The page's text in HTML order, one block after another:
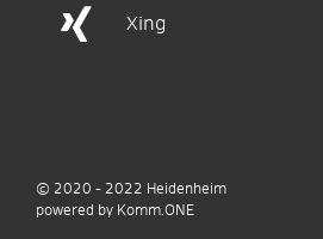
Xing
© 2020 - 2022 Heidenheim
powered by Komm.ONE